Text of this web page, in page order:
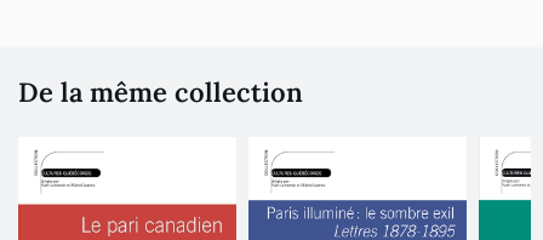
De la même collection